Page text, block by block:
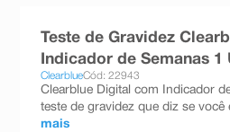
Teste de Gravidez
Indicador de Semanas 1
ClearblueCód: 22943
Clearblue Digital com Indicador
teste de gravidez que diz se você
mais
esmalte
10ºabsorvente